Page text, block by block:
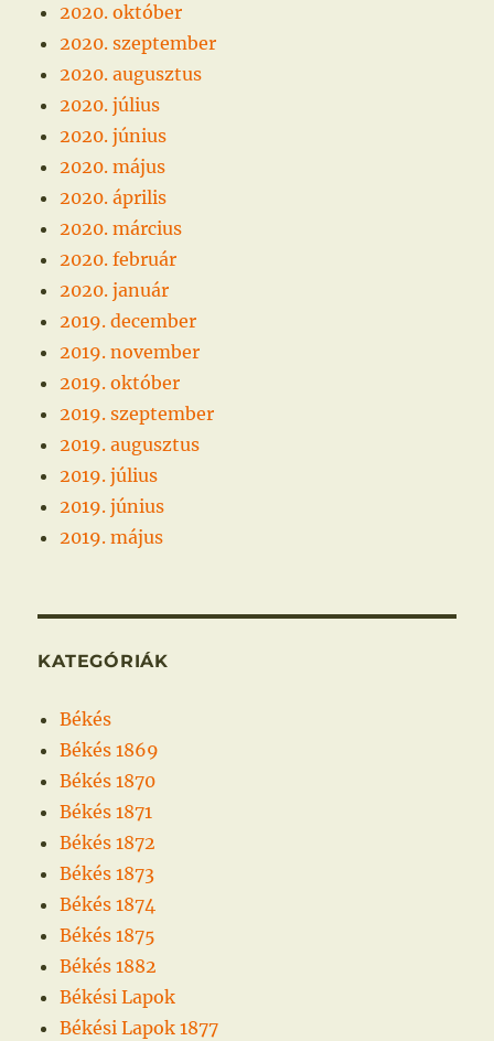
2020. október
2020. szeptember
2020. augusztus
2020. július
2020. június
2020. május
2020. április
2020. március
2020. február
2020. január
2019. december
2019. november
2019. október
2019. szeptember
2019. augusztus
2019. július
2019. június
2019. május
KATEGÓRIÁK
Békés
Békés 1869
Békés 1870
Békés 1871
Békés 1872
Békés 1873
Békés 1874
Békés 1875
Békés 1882
Békési Lapok
Békési Lapok 1877